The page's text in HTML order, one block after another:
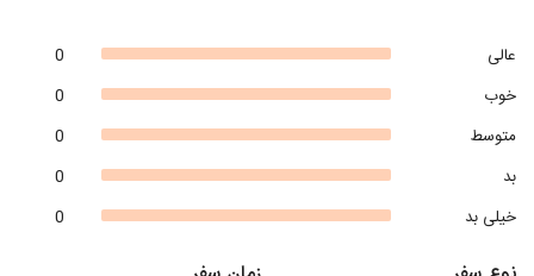
0
عالی
0
خوب
0
متوسط
0
بد
0
خیلی بد